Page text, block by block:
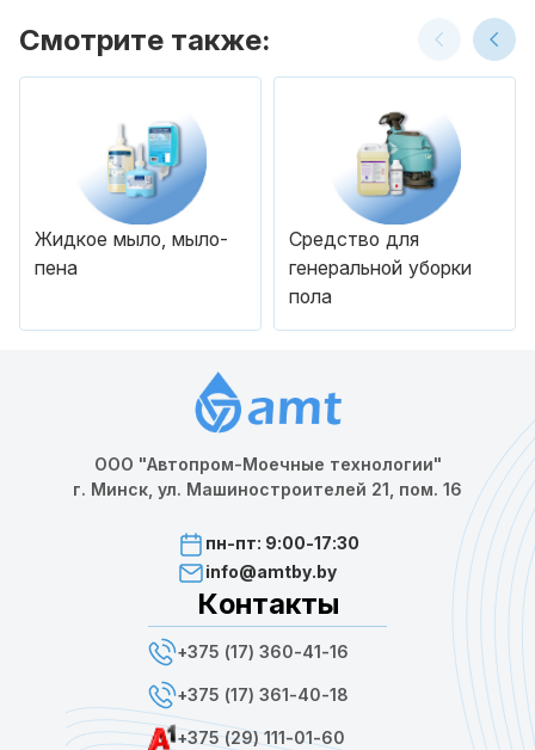
Смотрите также:
Жидкое мыло, мыло-
пена
Средство для
генеральной уборки
пола
ООО "Автопром-Моечные технологии"
г. Минск, ул. Машиностроителей 21, пом. 16
пн-пт: 9:00-17:30
info@amtby.by
Контакты
+375 (17) 360-41-16
+375 (17) 361-40-18
+375 (29) 111-01-60